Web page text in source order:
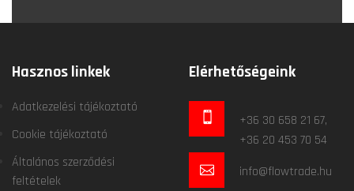
Hasznos linkek
Adatkezelési tájékoztató
Cookie tájékoztató
Általános szerződési
feltételek
Elérhetőségeink
+36 30 658 21 67,
+36 20 453 70 54
info@flowtrade.hu